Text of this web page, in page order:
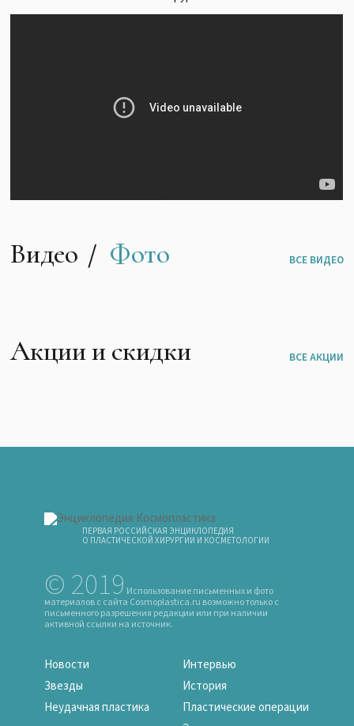
Видео Фото ВСЕ ВИДЕО
Акции и скидки ВСЕ АКЦИИ
ПЕРВАЯ РОССИЙСКАЯ ЭНЦИКЛОПЕДИЯ
О ПЛАСТИЧЕСКОЙ ХИРУРГИИ И КОСМЕТОЛОГИИ
© 2019 Использование письменных и фото
материалов с сайта Cosmoplastica.ru возможно только с
письменного разрешения редакции или при наличии
активной ссылки на источник.
Новости
Интервью
Звезды
История
Неудачная пластика
Пластические операции